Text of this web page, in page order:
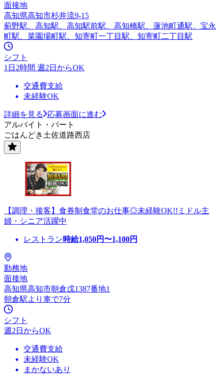
面接地
高知県高知市杉井流9-15
薊野駅、高知駅、高知駅前駅、高知橋駅、蓮池町通駅、宝永
町駅、菜園場町駅、知寄町一丁目駅、知寄町二丁目駅
シフト
1日2時間 週2日からOK
交通費支給
未経験OK
詳細を見る
応募画面に進む
アルバイト・パート
ごはんどき土佐道路西店
【調理・接客】食券制食堂のお仕事◎未経験OK!!ミドル主
婦・シニア活躍中
レストラン時給1,050円〜1,100円
勤務地
面接地
高知県高知市朝倉戊1387番地1
朝倉駅より車で7分
シフト
週2日からOK
交通費支給
未経験OK
まかないあり